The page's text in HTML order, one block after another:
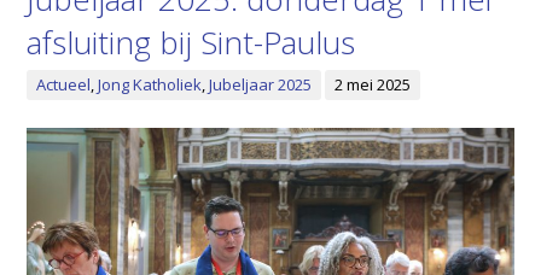
afsluiting bij Sint-Paulus
Actueel,Jong Katholiek,Jubeljaar 2025 2 mei 2025